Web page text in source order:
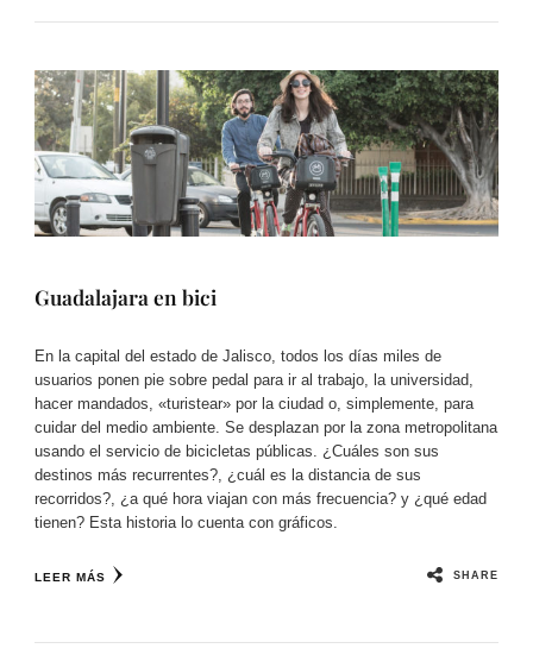
Guadalajara en bici
En la capital del estado de Jalisco, todos los días miles de
usuarios ponen pie sobre pedal para ir al trabajo, la universidad,
hacer mandados, «turistear» por la ciudad o, simplemente, para
cuidar del medio ambiente. Se desplazan por la zona metropolitana
usando el servicio de bicicletas públicas. ¿Cuáles son sus
destinos más recurrentes?, ¿cuál es la distancia de sus
recorridos?, ¿a qué hora viajan con más frecuencia? y ¿qué edad
tienen? Esta historia lo cuenta con gráficos.
LEER MÁS SHARE